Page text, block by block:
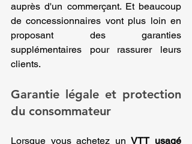
auprès d'un commerçant. Et beaucoup
de concessionnaires vont plus loin en
proposant des garanties
supplémentaires pour rassurer leurs
clients.
Garantie légale et protection
du consommateur
Lorsque vous achetez un VTT usagé